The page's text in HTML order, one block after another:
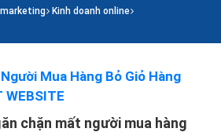
Kinh doanh online
Mua Hàng Bỏ Giỏ Hàng
WEBSITE
chặn mất người mua hàng